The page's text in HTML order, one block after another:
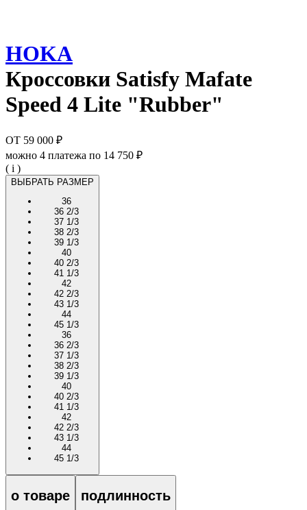
HOKA
Кроссовки Satisfy Mafate
Speed 4 Lite "Rubber"
ОТ 59 000 ₽
можно 4 платежа по 14 750 ₽
( i )
ВЫБРАТЬ РАЗМЕР
36
36 2/3
37 1/3
38 2/3
39 1/3
40
40 2/3
41 1/3
42
42 2/3
43 1/3
44
45 1/3
36
36 2/3
37 1/3
38 2/3
39 1/3
40
40 2/3
41 1/3
42
42 2/3
43 1/3
44
45 1/3
о товаре подлинность